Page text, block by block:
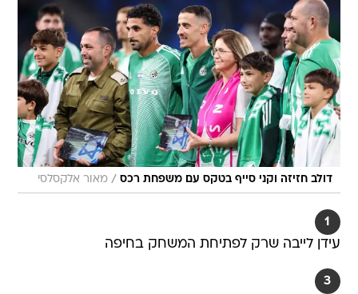
דולב חזיזה וקני סייף בטקס עם משפחת רכס / מאור אלקסלסי
1
עידן לייבה שרק לפתיחת המשחק בחיפה
3